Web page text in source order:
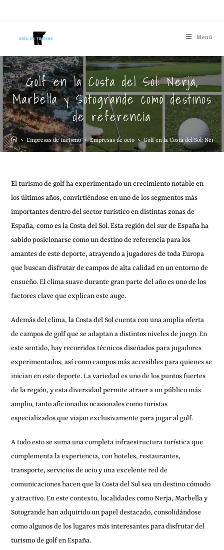
Menú
Golf en la Costa del Sol: Nerja,
Marbella y Sotogrande como destinos
de referencia
> Empresas de turismo > Empresas de ocio > Golf en la Costa del Sol:
El turismo de golf ha experimentado un crecimiento notable en
los últimos años, convirtiéndose en uno de los segmentos más
importantes dentro del sector turístico en distintas zonas de
España, como es la Costa del Sol. Esta región del sur de España ha
sabido posicionarse como un destino de referencia para los
amantes de este deporte, atrayendo a jugadores de toda Europa
que buscan disfrutar de campos de alta calidad en un entorno de
ensueño. El clima suave durante gran parte del año es uno de los
factores clave que explican este auge.
Además del clima, la Costa del Sol cuenta con una amplia oferta
de campos de golf que se adaptan a distintos niveles de juego. En
este sentido, hay recorridos técnicos diseñados para jugadores
experimentados, así como campos más accesibles para quienes se
inician en este deporte. La variedad es uno de los puntos fuertes
de la región, y esta diversidad permite atraer a un público más
amplio, tanto aficionados ocasionales como turistas
especializados que viajan exclusivamente para jugar al golf.
A todo esto se suma una completa infraestructura turística que
complementa la experiencia, con hoteles, restaurantes,
transporte, servicios de ocio y una excelente red de
comunicaciones hacen que la Costa del Sol sea un destino cómodo
y atractivo. En este contexto, localidades como Nerja, Marbella y
Sotogrande han adquirido un papel destacado, consolidándose
como algunos de los lugares más interesantes para disfrutar del
turismo de golf en España.